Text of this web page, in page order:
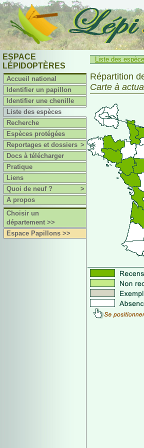
ESPACE
LÉPIDOPTÈRES
Accueil national
Identifier un papillon
Identifier une chenille
Liste des espèces
Recherche
Espèces protégées
Reportages et dossiers >
Docs à télécharger
Pratique
Liens
Quoi de neuf ?
>
A propos
Choisir un
département >>
Espace Papillons >>
Liste des
Répartition
Carte à